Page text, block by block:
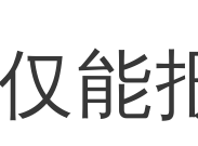
能